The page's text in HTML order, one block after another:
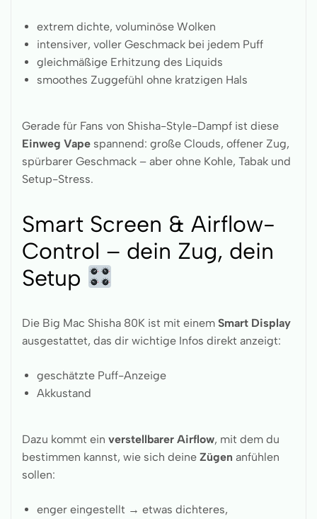
extrem dichte, voluminöse Wolken
intensiver, voller Geschmack bei jedem Puff
gleichmäßige Erhitzung des Liquids
smoothes Zuggefühl ohne kratzigen Hals
Gerade für Fans von Shisha-Style-Dampf ist diese
Einweg Vape spannend: große Clouds, offener Zug,
spürbarer Geschmack – aber ohne Kohle, Tabak und
Setup-Stress.
Smart Screen & Airflow-
Control – dein Zug, dein
Setup
Die Big Mac Shisha 80K ist mit einem Smart Display
ausgestattet, das dir wichtige Infos direkt anzeigt:
geschätzte Puff-Anzeige
Akkustand
Dazu kommt ein verstellbarer Airflow, mit dem du
bestimmen kannst, wie sich deine Zügen anfühlen
sollen:
enger eingestellt → etwas dichteres,